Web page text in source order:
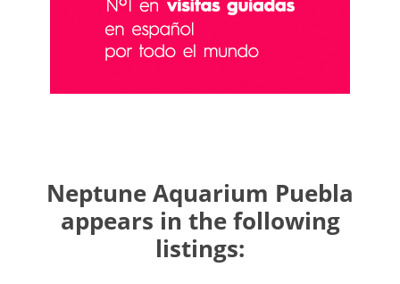
Neptune Aquarium Puebla
appears in the following
listings: